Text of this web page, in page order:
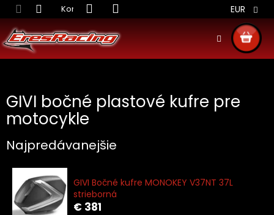
Prejsť
na
obsah
Kontakt Obchodné podmienky Doprava
EUR
KOŠÍK
GIVI bočné plastové kufre pre
motocykle
Najpredávanejšie
GIVI Bočné kufre MONOKEY V37NT 37L
strieborná
€ 381